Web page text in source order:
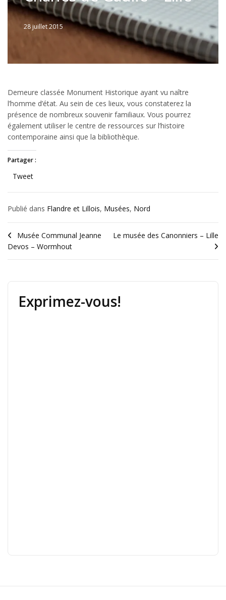
Written
28 juillet 2015
Demeure classée Monument Historique ayant vu naître
l’homme d’état. Au sein de ces lieux, vous constaterez la
présence de nombreux souvenir familiaux. Vous pourrez
également utiliser le centre de ressources sur l’histoire
contemporaine ainsi que la bibliothèque.
Partager :
Tweet
Publié dans Flandre et Lillois, Musées, Nord
Musée Communal Jeanne
Devos – Wormhout
Le musée des Canonniers – Lille
Exprimez-vous!